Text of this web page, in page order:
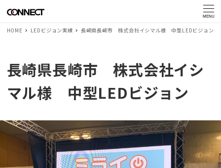
MENU
HOME LEDビジョン実績 長崎県長崎市 株式会社イシマル様 中型LEDビジョン
長崎県長崎市 株式会社イシ
マル様 中型LEDビジョン